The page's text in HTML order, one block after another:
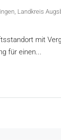
Landkreis
mit
für einen...